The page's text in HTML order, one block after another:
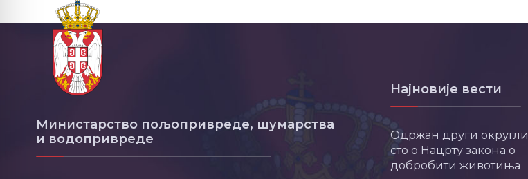
Министарство пољопривреде, шумарства
и водопривреде
Најновије вести
Одржан други округли
сто о Нацрту закона о
добробити животиња